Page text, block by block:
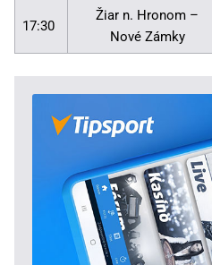
17:30
Žiar n. Hronom –
Nové Zámky